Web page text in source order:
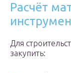
Расчёт
Для
закупить: